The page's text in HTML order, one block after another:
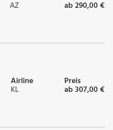
AZ ab 290,00 €
Airline
KL
Preis
ab 307,00 €